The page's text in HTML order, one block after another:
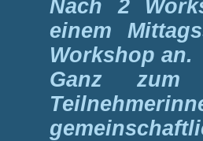
Nach 2
einem
Workshop an.
Ganz